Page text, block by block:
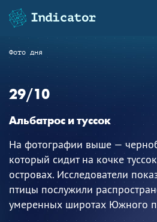
Фото дня
29/10
Альбатрос и туссок
На фотографии выше —
который сидит на кочке
островах. Исследователи
птицы послужили
умеренных широтах Южного